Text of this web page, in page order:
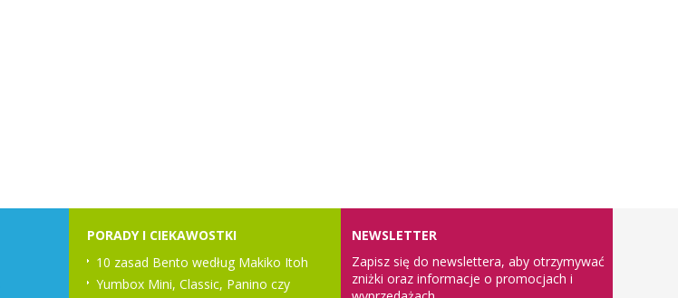
PORADY I CIEKAWOSTKI
10 zasad Bento według Makiko Itoh
Yumbox Mini, Classic, Panino czy
NEWSLETTER
Zapisz się do newslettera, aby otrzymywać
zniżki oraz informacje o promocjach i